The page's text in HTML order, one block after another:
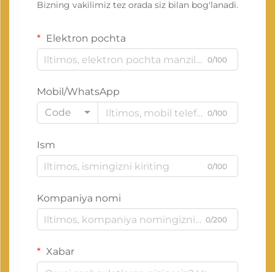
Bizning vakilimiz tez orada siz bilan bog'lanadi.
Elektron pochta
0/100
Mobil/WhatsApp
Code
0/100
Ism
0/100
Kompaniya nomi
0/200
Xabar